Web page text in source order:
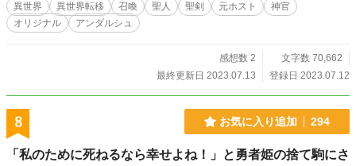
異世界 異世界転移 召喚 聖人 聖剣 元ホスト
神官
オリジナル
アンダルシュ
感想数 2
文字数 70,662
最終更新日 2023.07.13
登録日 2023.07.12
8 お気に入り追加 294
「私のために死ねるなら幸せよね！」と勇者姫の捨て駒にさ